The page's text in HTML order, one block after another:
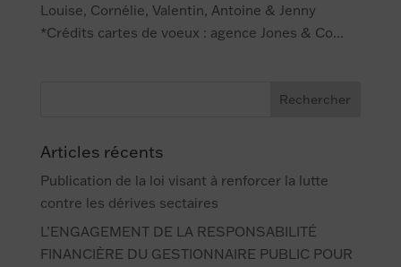
Louise, Cornélie, Valentin, Antoine & Jenny
*Crédits cartes de voeux : agence Jones & Co...
Articles récents
Publication de la loi visant à renforcer la lutte
contre les dérives sectaires
L’ENGAGEMENT DE LA RESPONSABILITÉ
FINANCIÈRE DU GESTIONNAIRE PUBLIC POUR